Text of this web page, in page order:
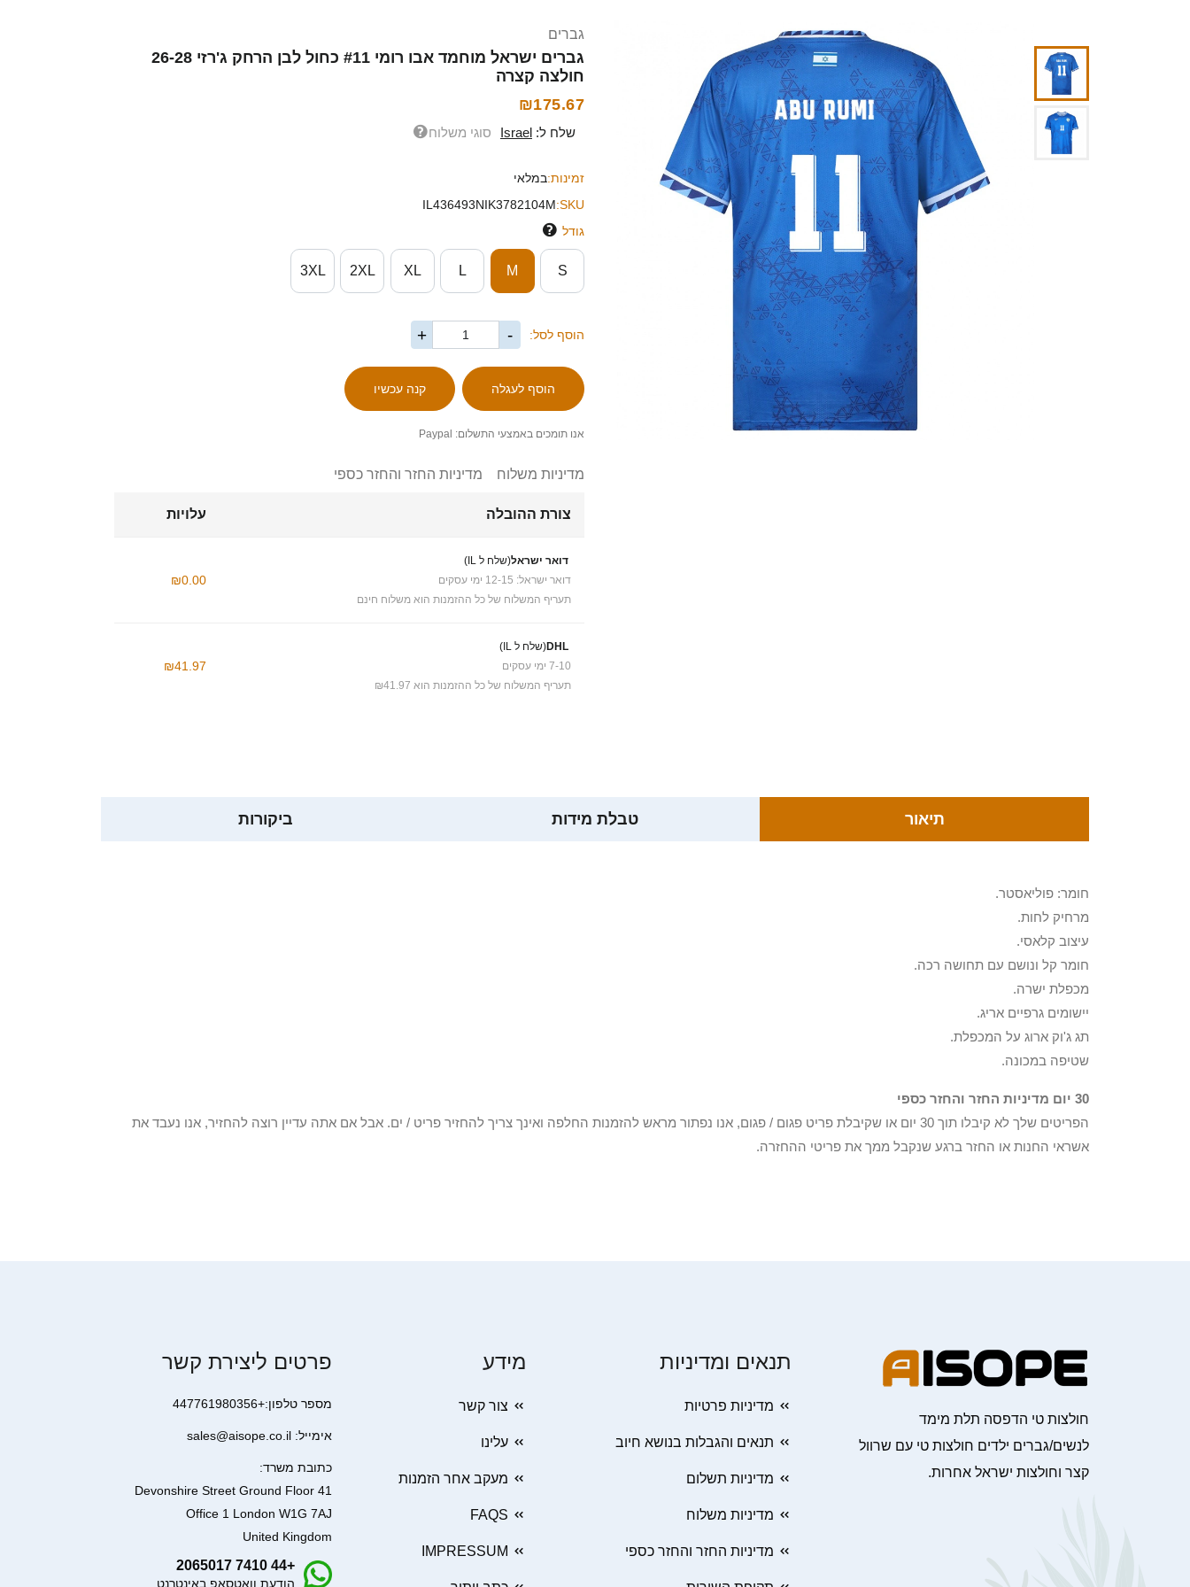
גברים
גברים ישראל מוחמד אבו רומי #11 כחול לבן הרחק ג'רזי 26-28
חולצה קצרה
₪175.67
שלח ל: Israel סוגי משלוח
זמינות:במלאי
SKU:
IL436493NIK3782104M
גודל
S
M
L
XL
2XL
3XL
הוסף לסל: -
+
אנו תומכים באמצעי התשלום: Paypal
מדיניות משלוח מדיניות החזר והחזר כספי
צורת ההובלה עלויות
דואר ישראל(שלח ל IL)
דואר ישראל: 12-15 ימי עסקים
תעריף המשלוח של כל ההזמנות הוא משלוח חינם
₪0.00
DHL(שלח ל IL)
7-10 ימי עסקים
תעריף המשלוח של כל ההזמנות הוא ₪41.97
₪41.97
תיאור טבלת מידות ביקורות
חומר: פוליאסטר.
מרחיק לחות.
עיצוב קלאסי.
חומר קל ונושם עם תחושה רכה.
מכפלת ישרה.
יישומים גרפיים אריג.
תג ג'וק ארוג על המכפלת.
שטיפה במכונה.
30 יום מדיניות החזר והחזר כספי
הפריטים שלך לא קיבלו תוך 30 יום או שקיבלת פריט פגום / פגום, אנו נפתור מראש להזמנות החלפה ואינך צריך להחזיר פריט / ים. אבל אם אתה עדיין רוצה להחזיר, אנו נעבד את
אשראי החנות או החזר ברגע שנקבל ממך את פריטי ההחזרה.
חולצות טי הדפסה תלת מימד
לנשים/גברים ילדים חולצות טי עם שרוול
קצר וחולצות ישראל אחרות.
תנאים ומדיניות
מדיניות פרטיות
תנאים והגבלות בנושא חיוב
מדיניות תשלום
מדיניות משלוח
מדיניות החזר והחזר כספי
מידע
צור קשר
עלינו
מעקב אחר הזמנות
FAQS
IMPRESSUM
פרטים ליצירת קשר
מספר טלפון:+447761980356
אימייל: sales@aisope.co.il
כתובת משרד:
41 Devonshire Street Ground Floor
Office 1 London W1G 7AJ
United Kingdom
+44 7410 2065017
הודעת וואטסאפ באינטרנט